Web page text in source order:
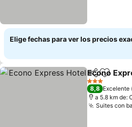
Elige fechas para ver los precios
Compartir
Econo
3 Estrellas
8,8 Excelente
a 5.8 km de:
Suites con